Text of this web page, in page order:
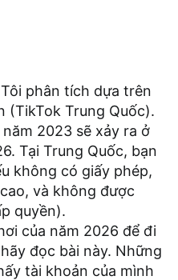
phân tích dựa trên
(TikTok Trung Quốc).
2023 sẽ xảy ra ở
Tại Trung Quốc, bạn
không có giấy phép,
và không được
quyền).
của năm 2026 để đi
đọc bài này. Những
tài khoản của mình